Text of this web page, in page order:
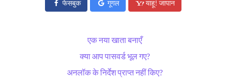
फेसबुक गूगल याहू! जापान
एक नया खाता बनाएँ
क्या आप पासवर्ड भूल गए?
अनलॉक के निर्देश प्राप्त नहीं किए?